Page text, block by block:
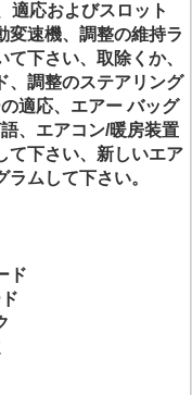
適応およびスロット
変速機、調整の維持ラ
下さい、取除くか、
、調整のステアリング
適応、エアー バッグ
、エアコン/暖房装置
て下さい、新しいエア
ムして下さい。
ド